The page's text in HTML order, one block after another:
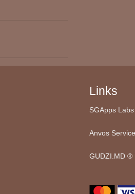
Links
SGApps Labs
Anvos Service
GUDZI.MD